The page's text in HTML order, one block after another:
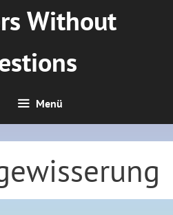
Without
Menü